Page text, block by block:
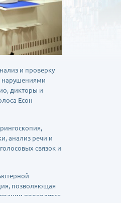
и проверку
нарушениями
дикторы и
Есон
анализ речи и
связок и
позволяющая
проводятся